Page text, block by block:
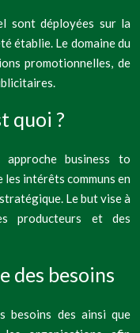
sont déployées sur la
établie. Le domaine du
promotionnelles, de
quoi ?
business to
intérêts communs en
Le but vise à
producteurs et des
des besoins
besoins des ainsi que